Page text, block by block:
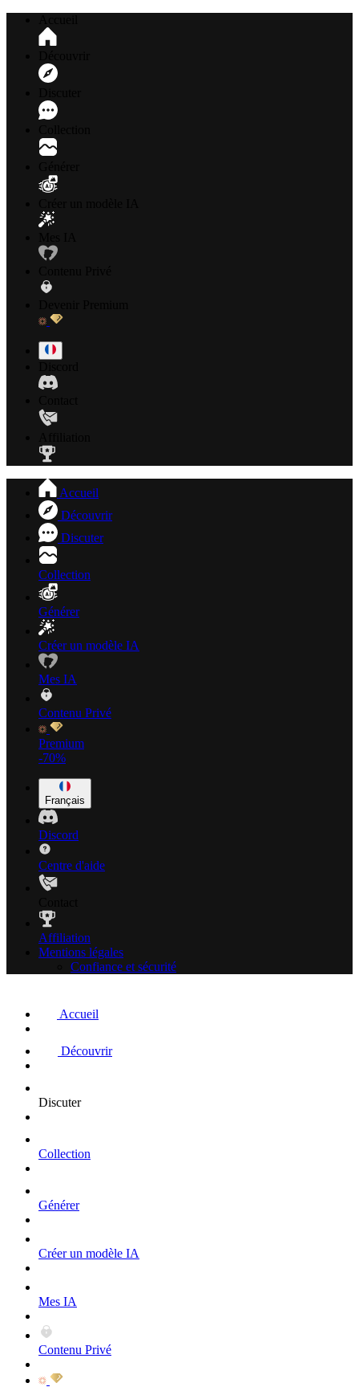
Accueil
Découvrir
Discuter
Collection
Générer
Créer un modèle IA
Mes IA
Contenu Privé
Premium
-70%
Français
Discord
Centre d'aide
Affiliation
Mentions légales
Confiance et sécurité
Accueil
Découvrir
Discuter
Collection
Générer
Créer un modèle IA
Mes IA
Contenu Privé